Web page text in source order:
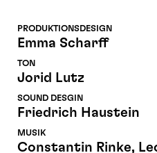
PRODUKTIONSDESIGN
Emma Scharff
TON
Jorid Lutz
SOUND DESGIN
Friedrich Haustein
MUSIK
Constantin Rinke,